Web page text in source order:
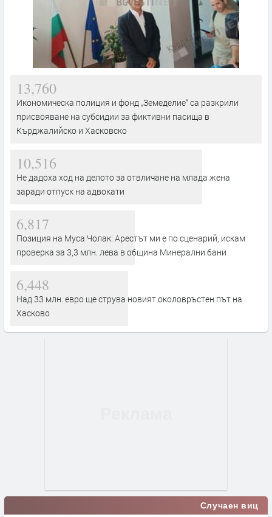
13,760
Икономическа полиция и фонд „Земеделие“ са разкрили
присвояване на субсидии за фиктивни пасища в
Кърджалийско и Хасковско
10,516
Не дадоха ход на делото за отвличане на млада жена
заради отпуск на адвокати
6,817
Позиция на Муса Чолак: Арестът ми е по сценарий, искам
проверка за 3,3 млн. лева в община Минерални бани
6,448
Над 33 млн. евро ще струва новият околовръстен път на
Хасково
Случаен виц